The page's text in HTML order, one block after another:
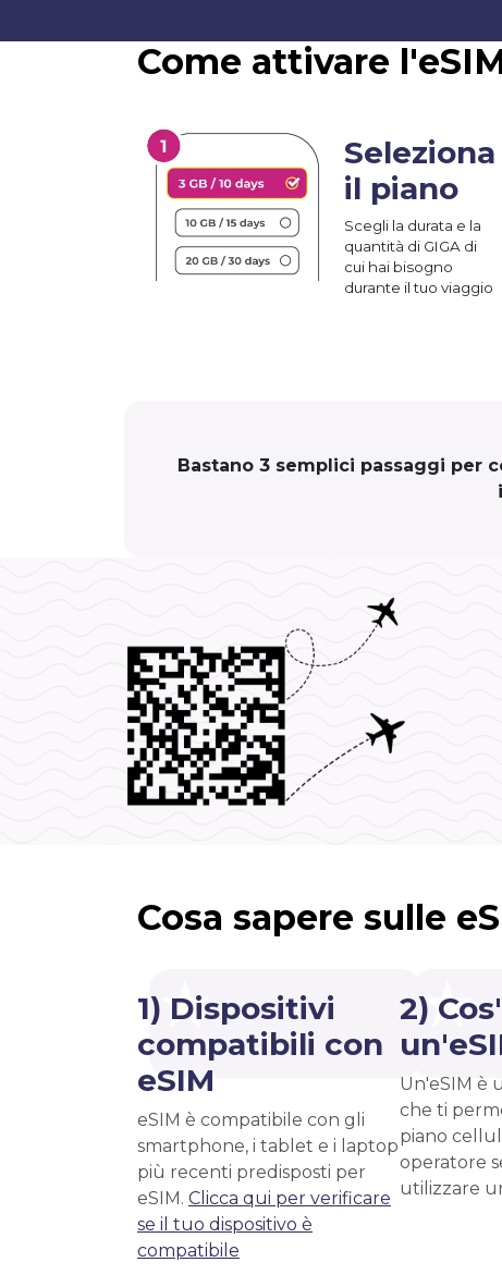
Come attivare
Seleziona
il piano
Scegli la durata e la
quantità di GIGA di
cui hai bisogno
durante il tuo viaggio
Bastano 3 semplici passaggi per
Cosa sapere sulle
1) Dispositivi
compatibili con
eSIM
eSIM è compatibile con gli
smartphone, i tablet e i laptop
più recenti predisposti per
eSIM. Clicca qui per verificare
se il tuo dispositivo è
compatibile
2)
Un'eSIM è
che ti
piano
operatore
utilizzare